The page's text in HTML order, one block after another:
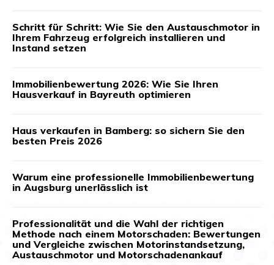
Schritt für Schritt: Wie Sie den Austauschmotor in
Ihrem Fahrzeug erfolgreich installieren und
Instand setzen
Immobilienbewertung 2026: Wie Sie Ihren
Hausverkauf in Bayreuth optimieren
Haus verkaufen in Bamberg: so sichern Sie den
besten Preis 2026
Warum eine professionelle Immobilienbewertung
in Augsburg unerlässlich ist
Professionalität und die Wahl der richtigen
Methode nach einem Motorschaden: Bewertungen
und Vergleiche zwischen Motorinstandsetzung,
Austauschmotor und Motorschadenankauf